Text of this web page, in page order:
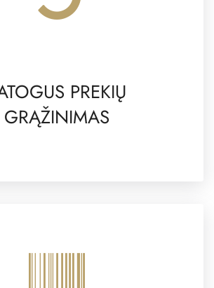
PREKIŲ
GRĄŽINIMAS